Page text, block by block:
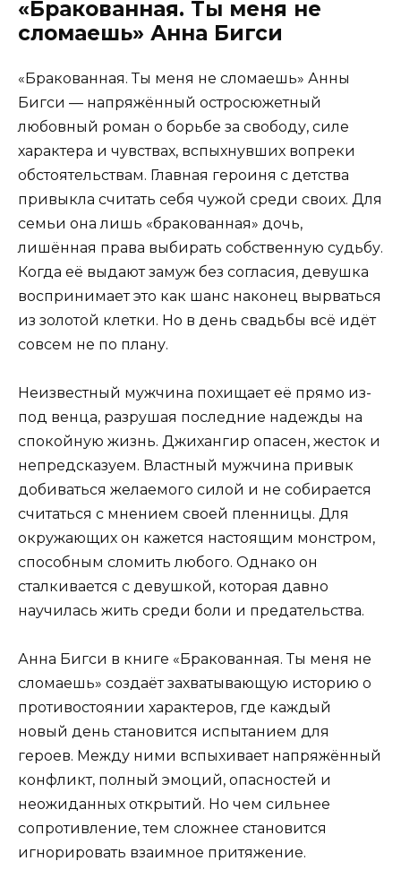
«Бракованная. Ты меня не
сломаешь» Анна Бигси
«Бракованная. Ты меня не сломаешь» Анны
Бигси — напряжённый остросюжетный
любовный роман о борьбе за свободу, силе
характера и чувствах, вспыхнувших вопреки
обстоятельствам. Главная героиня с детства
привыкла считать себя чужой среди своих. Для
семьи она лишь «бракованная» дочь,
лишённая права выбирать собственную судьбу.
Когда её выдают замуж без согласия, девушка
воспринимает это как шанс наконец вырваться
из золотой клетки. Но в день свадьбы всё идёт
совсем не по плану.
Неизвестный мужчина похищает её прямо из-
под венца, разрушая последние надежды на
спокойную жизнь. Джихангир опасен, жесток и
непредсказуем. Властный мужчина привык
добиваться желаемого силой и не собирается
считаться с мнением своей пленницы. Для
окружающих он кажется настоящим монстром,
способным сломить любого. Однако он
сталкивается с девушкой, которая давно
научилась жить среди боли и предательства.
Анна Бигси в книге «Бракованная. Ты меня не
сломаешь» создаёт захватывающую историю о
противостоянии характеров, где каждый
новый день становится испытанием для
героев. Между ними вспыхивает напряжённый
конфликт, полный эмоций, опасностей и
неожиданных открытий. Но чем сильнее
сопротивление, тем сложнее становится
игнорировать взаимное притяжение.